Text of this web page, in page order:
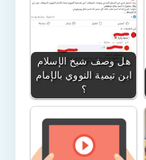
هل وصف شيخ الإسلام
ابن تيمية النووي بالإمام
؟